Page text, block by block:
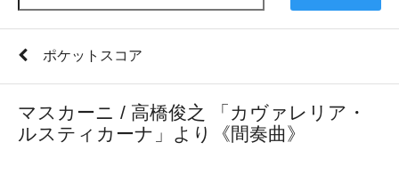
ポケットスコア
マスカーニ / 高橋俊之 「カヴァレリア・
ルスティカーナ」より《間奏曲》